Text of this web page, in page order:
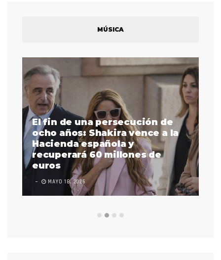
MÚSICA
El fin de una persecución de
ocho años: Shakira vence a la
Hacienda española y
recuperará 60 millones de
euros
MAYO 18, 2026